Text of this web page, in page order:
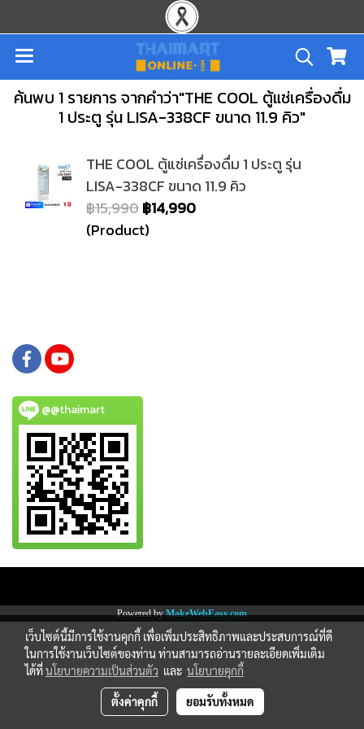
ค้นพบ 1 รายการ จากคำว่า"THE COOL ตู้แช่เครื่องดื่ม
1 ประตู รุ่น LISA-338CF ขนาด 11.9 คิว"
THE COOL ตู้แช่เครื่องดื่ม 1 ประตู รุ่น
LISA-338CF ขนาด 11.9 คิว
฿15,990฿14,990
(Product)
@@thaimart
Powered byMakeWebEasy.com
เว็บไซต์นี้มีการใช้งานคุกกี้ เพื่อเพิ่มประสิทธิภาพและประสบการณ์ที่ดี
ในการใช้งานเว็บไซต์ของท่าน ท่านสามารถอ่านรายละเอียดเพิ่มเติม
ได้ที่นโยบายความเป็นส่วนตัว และ นโยบายคุกกี้
ตั้งค่าคุกกี้ ยอมรับทั้งหมด